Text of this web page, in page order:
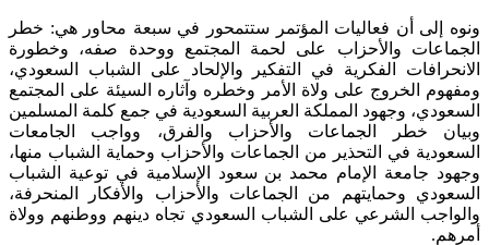
ونوه إلى أن فعاليات المؤتمر ستتمحور في سبعة محاور هي: خطر
الجماعات والأحزاب على لحمة المجتمع ووحدة صفه، وخطورة
الانحرافات الفكرية في التفكير والإلحاد على الشباب السعودي،
ومفهوم الخروج على ولاة الأمر وخطره وآثاره السيئة على المجتمع
السعودي، وجهود المملكة العربية السعودية في جمع كلمة المسلمين
وبيان خطر الجماعات والأحزاب والفرق، وواجب الجامعات
السعودية في التحذير من الجماعات والأحزاب وحماية الشباب منها،
وجهود جامعة الإمام محمد بن سعود الإسلامية في توعية الشباب
السعودي وحمايتهم من الجماعات والأحزاب والأفكار المنحرفة،
والواجب الشرعي على الشباب السعودي تجاه دينهم ووطنهم وولاة
أمرهم.